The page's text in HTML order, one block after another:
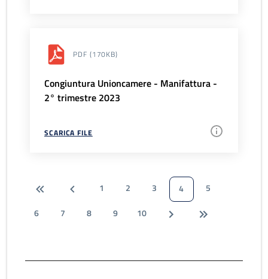
PDF (170KB)
Congiuntura Unioncamere - Manifattura -
2° trimestre 2023
SCARICA FILE
1 2 3 4
5
6
7 8 9 10